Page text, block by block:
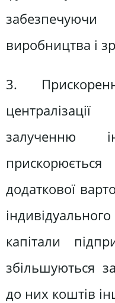
виробництва і
3.
залученню
прискорюється
додаткової
капітали
збільшуються
до них коштів